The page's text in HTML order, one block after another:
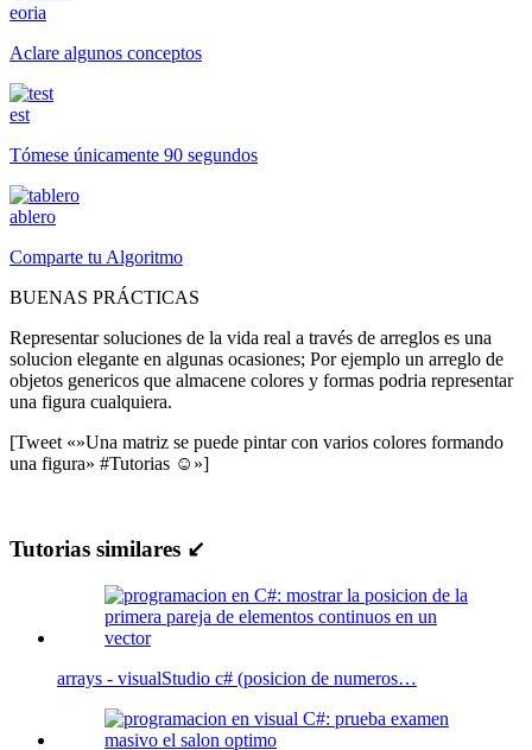
eoria
Aclare algunos conceptos
est
Tómese únicamente 90 segundos
ablero
Comparte tu Algoritmo
BUENAS PRÁCTICAS
Representar soluciones de la vida real a través de arreglos es una
solucion elegante en algunas ocasiones; Por ejemplo un arreglo de
objetos genericos que almacene colores y formas podria representar
una figura cualquiera.
[Tweet «»Una matriz se puede pintar con varios colores formando
una figura» #Tutorias ☺»]
Tutorias similares ↙
arrays - visualStudio c# (posicion de numeros…